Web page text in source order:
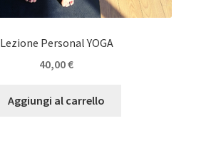
Lezione Personal YOGA
40,00€
Aggiungi al carrello